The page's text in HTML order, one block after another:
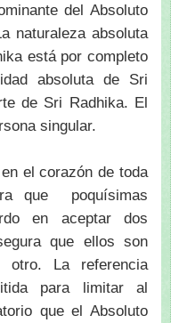
del Absoluto
naturaleza absoluta
está por completo
absoluta de Sri
de Sri Radhika. El
singular.
el corazón de toda
que poquísimas
en aceptar dos
que ellos son
otro. La referencia
para limitar al
que el Absoluto